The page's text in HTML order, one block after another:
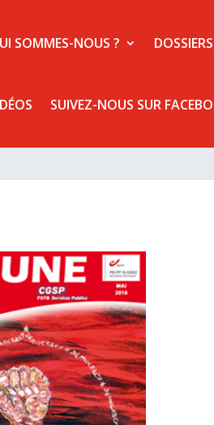
SOMMES-NOUS ? DOSSIERS
SUIVEZ-NOUS SUR